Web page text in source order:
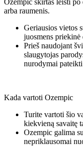
Ozempic skirtas leisti
arba raumenis.
Geriausios vietos
juosmens priekinė
Prieš naudojant
slaugytojas
nurodymai
Kada vartoti Ozempic
Turite vartoti šio
kiekvieną savaitę
Ozempic galima
nepriklausomai